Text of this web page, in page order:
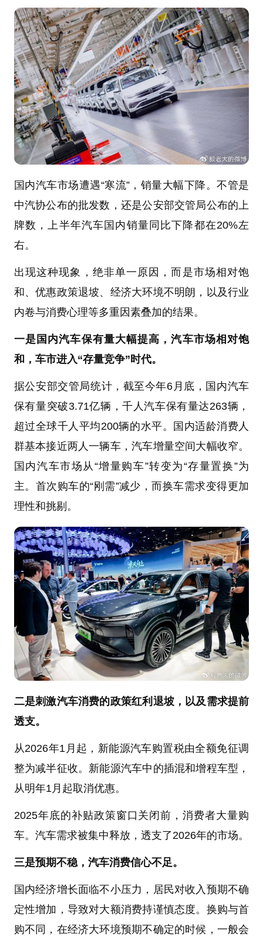
国内汽车市场遭遇“寒流”，销量大幅下降。不管是
中汽协公布的批发数，还是公安部交管局公布的上
牌数，上半年汽车国内销量同比下降都在20%左
右。
出现这种现象，绝非单一原因，而是市场相对饱
和、优惠政策退坡、经济大环境不明朗，以及行业
内卷与消费心理等多重因素叠加的结果。
一是国内汽车保有量大幅提高，汽车市场相对饱
和，车市进入“存量竞争”时代。
据公安部交管局统计，截至今年6月底，国内汽车
保有量突破3.71亿辆，千人汽车保有量达263辆，
超过全球千人平均200辆的水平。国内适龄消费人
群基本接近两人一辆车，汽车增量空间大幅收窄。
国内汽车市场从“增量购车”转变为“存量置换”为
主。首次购车的“刚需”减少，而换车需求变得更加
理性和挑剔。
二是刺激汽车消费的政策红利退坡，以及需求提前
透支。
从2026年1月起，新能源汽车购置税由全额免征调
整为减半征收。新能源汽车中的插混和增程车型，
从明年1月起取消优惠。
2025年底的补贴政策窗口关闭前，消费者大量购
车。汽车需求被集中释放，透支了2026年的市场。
三是预期不稳，汽车消费信心不足。
国内经济增长面临不小压力，居民对收入预期不确
定性增加，导致对大额消费持谨慎态度。换购与首
购不同，在经济大环境预期不确定的时候，一般会